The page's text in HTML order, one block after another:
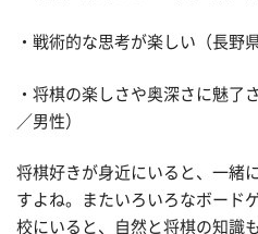
・戦術的な思考が楽しい（長野
・将棋の楽しさや奥深さに魅了
／男性）
将棋好きが身近にいると、一緒
すよね。またいろいろなボード
校にいると、自然と将棋の知識